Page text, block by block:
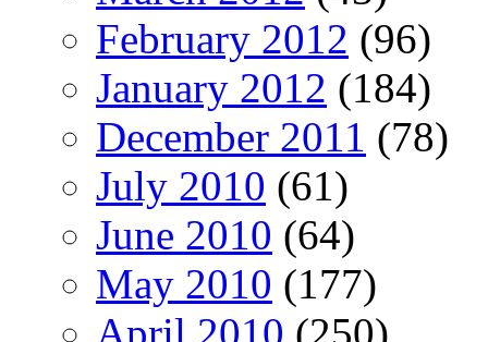
February 2012 (96)
January 2012 (184)
December 2011 (78)
July 2010 (61)
June 2010 (64)
May 2010 (177)